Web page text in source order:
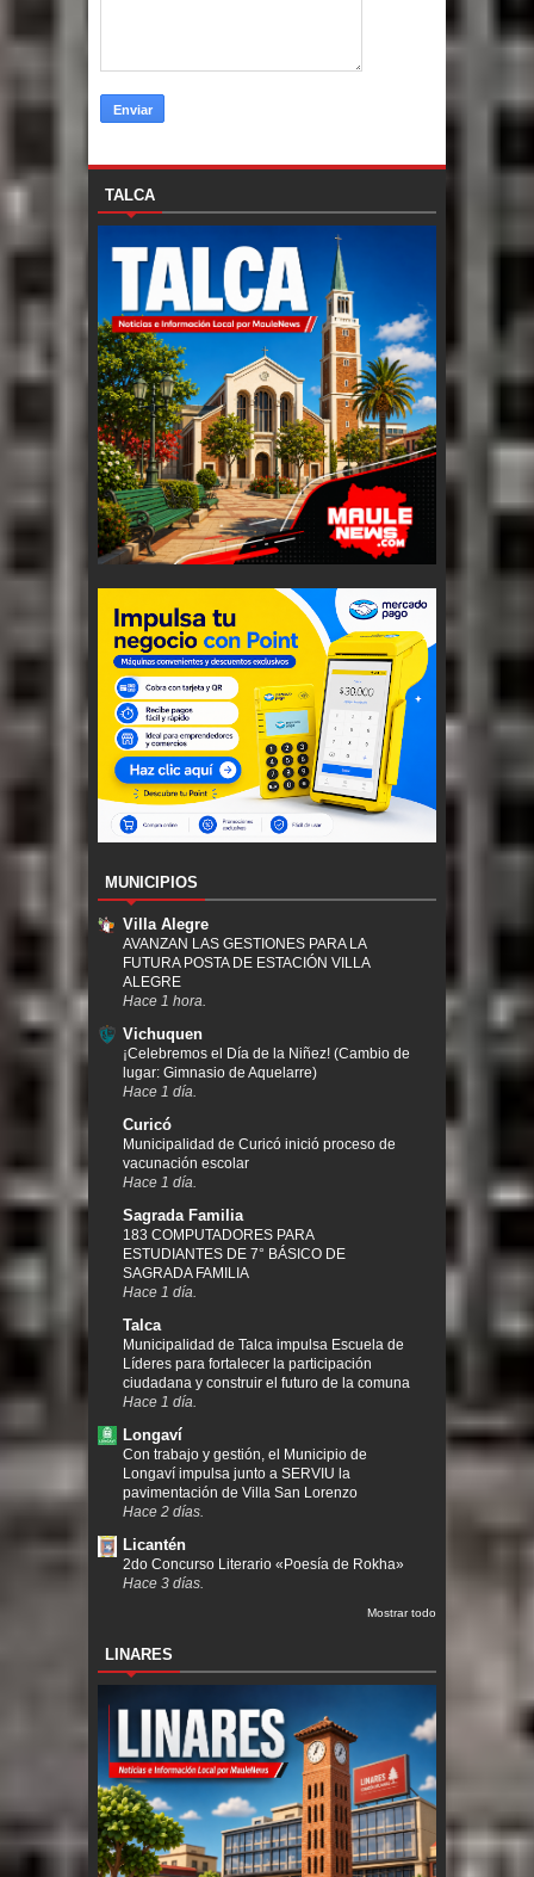
TALCA
MUNICIPIOS
Villa Alegre
AVANZAN LAS GESTIONES PARA LA
FUTURA POSTA DE ESTACIÓN VILLA
ALEGRE
Hace 1 hora.
Vichuquen
¡Celebremos el Día de la Niñez! (Cambio de
lugar: Gimnasio de Aquelarre)
Hace 1 día.
Curicó
Municipalidad de Curicó inició proceso de
vacunación escolar
Hace 1 día.
Sagrada Familia
183 COMPUTADORES PARA
ESTUDIANTES DE 7° BÁSICO DE
SAGRADA FAMILIA
Hace 1 día.
Talca
Municipalidad de Talca impulsa Escuela de
Líderes para fortalecer la participación
ciudadana y construir el futuro de la comuna
Hace 1 día.
Longaví
Con trabajo y gestión, el Municipio de
Longaví impulsa junto a SERVIU la
pavimentación de Villa San Lorenzo
Hace 2 días.
Licantén
2do Concurso Literario «Poesía de Rokha»
Hace 3 días.
Mostrar todo
LINARES